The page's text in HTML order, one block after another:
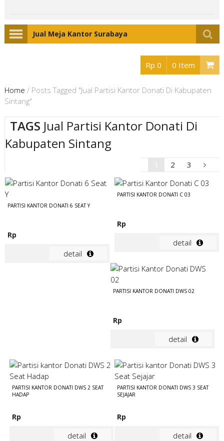
Jual Meja Kantor Surabaya
Rp 0 0 Item
Home / Posts Tagged "Jual Partisi Kantor Donati Di Kabupaten
Sintang"
TAGS Jual Partisi Kantor Donati Di
Kabupaten Sintang
2 3
PARTISI KANTOR DONATI 6 SEAT Y
Rp
detail
PARTISI KANTOR DONATI C 03
Rp
detail
PARTISI KANTOR DONATI DWS 02
Rp
detail
PARTISI KANTOR DONATI DWS 2 SEAT
HADAP
Rp
detail
PARTISI KANTOR DONATI DWS 3 SEAT
SEJAJAR
Rp
detail